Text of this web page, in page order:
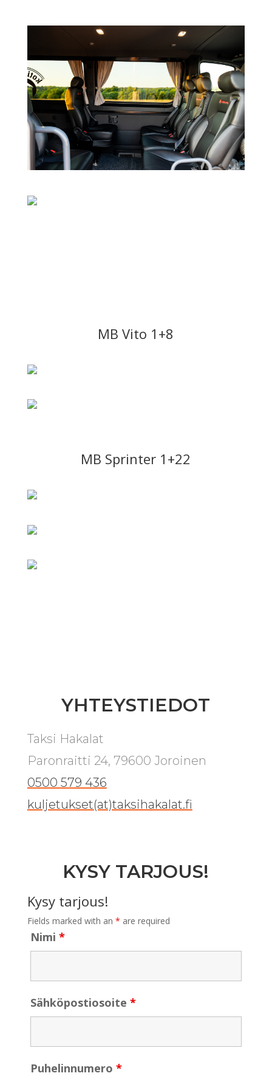
MB Vito 1+8
MB Sprinter 1+22
YHTEYSTIEDOT
Taksi Hakalat
Paronraitti 24, 79600 Joroinen
0500 579 436
kuljetukset(at)taksihakalat.fi
KYSY TARJOUS!
Kysy tarjous!
Fields marked with an * are required
Nimi *
Sähköpostiosoite *
Puhelinnumero *